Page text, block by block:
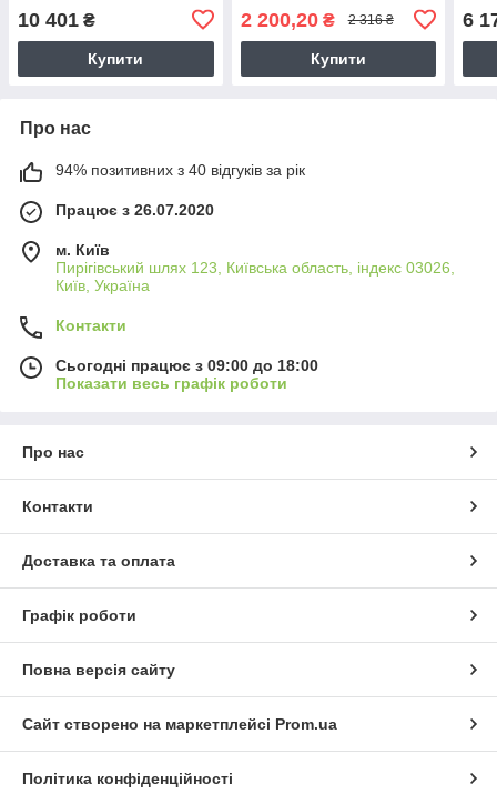
10 401 ₴
Купити
2 200,20₴ 2 316 ₴
Купити
6
Про нас
94% позитивних з 40 відгуків за рік
Працює з 26.07.2020
м. Київ
Пирігівський шлях 123, Київська область, індекс 03026,
Київ, Україна
Контакти
Сьогодні працює з 09:00 до 18:00
Показати весь графік роботи
Про нас
Контакти
Доставка та оплата
Графік роботи
Повна версія сайту
Сайт створено на маркетплейсі Prom.ua
Політика конфіденційності